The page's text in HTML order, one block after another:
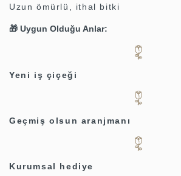
Uzun ömürlü, ithal bitki
🎁 Uygun Olduğu Anlar:
Yeni iş çiçeği
Geçmiş olsun aranjmanı
Kurumsal hediye